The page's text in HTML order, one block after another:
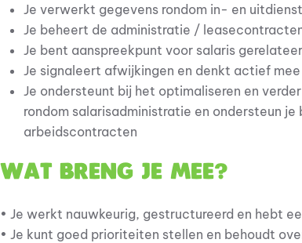
Je verwerkt gegevens rondom in- en
Je beheert de administratie /
Je bent aanspreekpunt voor salaris
Je signaleert afwijkingen en denkt actief
Je ondersteunt bij het optimaliseren en
rondom salarisadministratie en ondersteun
arbeidscontracten
Wat breng je mee?
• Je werkt nauwkeurig, gestructureerd en hebt
• Je kunt goed prioriteiten stellen en behoudt